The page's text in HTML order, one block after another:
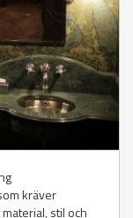
kräver
stil och